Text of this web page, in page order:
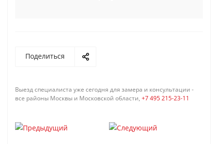
Поделиться
Выезд специалиста уже сегодня для замера и консультации -
все районы Москвы и Московской области, +7 495 215-23-11